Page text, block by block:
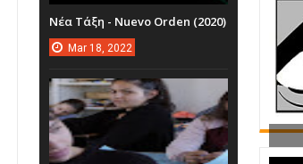
Νέα Τάξη - Nuevo Orden (2020)
Mar 18, 2022